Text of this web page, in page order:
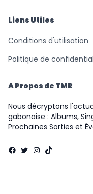
Liens Utiles
Conditions d'utilisation
Politique de
A Propos de TMR
Nous décryptons
gabonaise : Albums,
Prochaines Sorties et
Facebook
Twitter
Instagram
TikTok